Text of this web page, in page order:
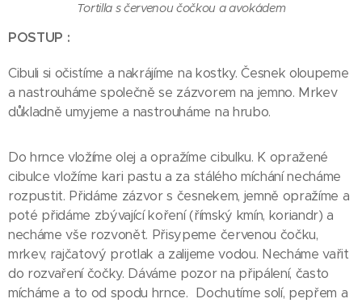
Tortilla s červenou čočkou a avokádem
POSTUP :
Cibuli si očistíme a nakrájíme na kostky. Česnek oloupeme
a nastrouháme společně se zázvorem na jemno. Mrkev
důkladně umyjeme a nastrouháme na hrubo.
Do hrnce vložíme olej a opražíme cibulku. K opražené
cibulce vložíme kari pastu a za stálého míchání necháme
rozpustit. Přidáme zázvor s česnekem, jemně opražíme a
poté přidáme zbývající koření (římský kmín, koriandr) a
necháme vše rozvonět. Přisypeme červenou čočku,
mrkev, rajčatový protlak a zalijeme vodou. Necháme vařit
do rozvaření čočky. Dáváme pozor na připálení, často
mícháme a to od spodu hrnce. Dochutíme solí, pepřem a